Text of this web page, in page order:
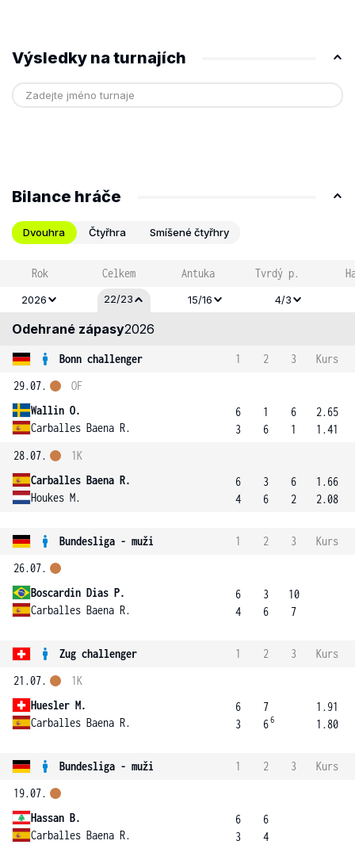
Výsledky na turnajích
Bilance hráče
Dvouhra Čtyřhra Smíšené čtyřhry
Rok Celkem Antuka Tvrdý p.
2026 22/23 15/16 4/3
Odehrané zápasy2026
Bonn challenger 1 2 3
Kurs
29.07.
Wallin O.
Carballes Baena R.
OF
6
3
1
6
6
1
2.65
1.41
28.07.
Carballes Baena R.
Houkes M.
1K
6
4
3
6
6
2
1.66
2.08
Bundesliga - muži 1 2 3
Kurs
26.07.
Boscardin Dias P.
Carballes Baena R.
6
4
3
6
10
7
Zug challenger 1 2 3
Kurs
21.07.
Huesler M.
Carballes Baena R.
1K
6
3
7
66
1.91
1.80
Bundesliga - muži 1 2 3
Kurs
19.07.
Hassan B.
Carballes Baena R.
6
3
6
4